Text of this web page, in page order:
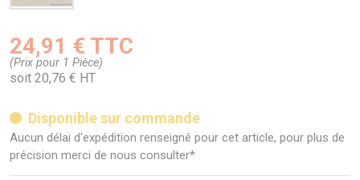
24,91 € TTC
(Prix pour 1 Pièce)
soit 20,76 € HT
Disponible sur commande
Aucun délai d'expédition renseigné pour cet article, pour plus de
précision merci de nous consulter*